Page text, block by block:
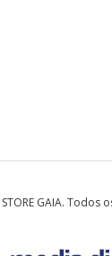
GAIA. Todos